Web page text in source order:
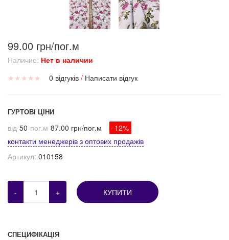
99.00 грн/пог.м
Наличие: Нет в наличии
★ ★ ★ ★ ★ 0 відгуків / Написати відгук
ГУРТОВІ ЦІНИ
від 50 пог.м 87.00 грн/пог.м
-12%
контакти менеджерів з оптових продажів
Артикул: 010158
- + КУПИТИ
СПЕЦИФІКАЦІЯ